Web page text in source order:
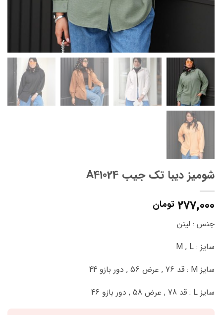
شومیز دیبا تک جیب A41024
277,000 تومان
جنس : لینن
سایز : M , L
سایز M : قد 76 , عرض 56 , دور بازو 44
سایز L : قد 78 , عرض 58 , دور بازو 46